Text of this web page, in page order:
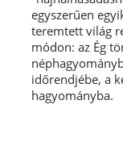
egyszerűen
teremtett világ
módon: az Ég
időrendjébe, a
hagyományba.